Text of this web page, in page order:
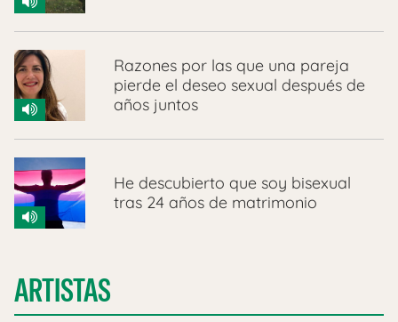
Razones por las que una pareja
pierde el deseo sexual después de
años juntos
He descubierto que soy bisexual
tras 24 años de matrimonio
ARTISTAS